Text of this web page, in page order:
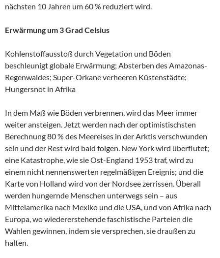
nächsten 10 Jahren um 60 % reduziert wird.
Erwärmung um 3 Grad Celsius
Kohlenstoffausstoß durch Vegetation und Böden
beschleunigt globale Erwärmung; Absterben des Amazonas-
Regenwaldes; Super-Orkane verheeren Küstenstädte;
Hungersnot in Afrika
In dem Maß wie Böden verbrennen, wird das Meer immer
weiter ansteigen. Jetzt werden nach der optimistischsten
Berechnung 80 % des Meereises in der Arktis verschwunden
sein und der Rest wird bald folgen. New York wird überflutet;
eine Katastrophe, wie sie Ost-England 1953 traf, wird zu
einem nicht nennenswerten regelmäßigen Ereignis; und die
Karte von Holland wird von der Nordsee zerrissen. Überall
werden hungernde Menschen unterwegs sein – aus
Mittelamerika nach Mexiko und die USA, und von Afrika nach
Europa, wo wiedererstehende faschistische Parteien die
Wahlen gewinnen, indem sie versprechen, sie draußen zu
halten.